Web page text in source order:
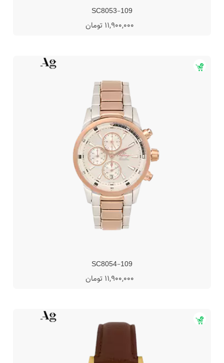
SC8053-109
11,900,000 تومان
SC8054-109
11,900,000 تومان